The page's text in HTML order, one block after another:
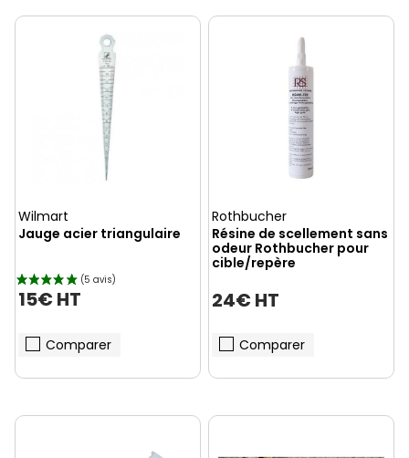
Wilmart
Jauge acier triangulaire
15€ HT
Comparer
Rothbucher
Résine de scellement sans
odeur Rothbucher pour
cible/repère
24€ HT
Comparer